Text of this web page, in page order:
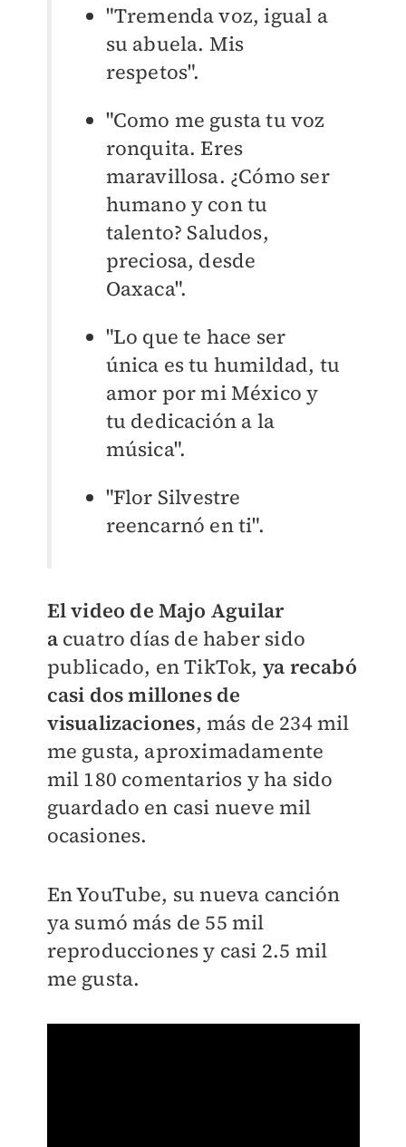
"Tremenda voz, igual a
su abuela. Mis
respetos".
"Como me gusta tu voz
ronquita. Eres
maravillosa. ¿Cómo ser
humano y con tu
talento? Saludos,
preciosa, desde
Oaxaca".
"Lo que te hace ser
única es tu humildad, tu
amor por mi México y
tu dedicación a la
música".
"Flor Silvestre
reencarnó en ti".
El video de Majo Aguilar
acuatro días de haber sido
publicado, en TikTok, ya recabó
casi dos millones de
visualizaciones, más de 234 mil
me gusta, aproximadamente
mil 180 comentarios y ha sido
guardado en casi nueve mil
ocasiones.
En YouTube, su nueva canción
ya sumó más de 55 mil
reproducciones y casi 2.5 mil
me gusta.